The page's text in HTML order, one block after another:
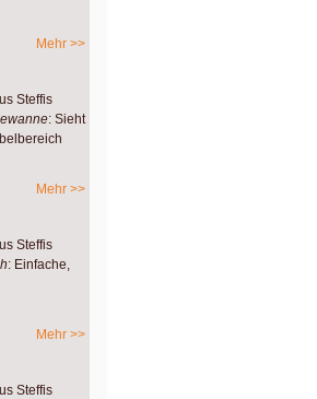
Mehr >>
Steffis
: Sieht
Mehr >>
Steffis
: Einfache,
Mehr >>
Steffis